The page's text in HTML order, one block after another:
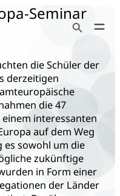
Search Button
Seminar
die Schüler der
derzeitigen
die 47
interessanten
auf dem Weg
es sowohl um die
zukünftige
in Form einer
der Länder